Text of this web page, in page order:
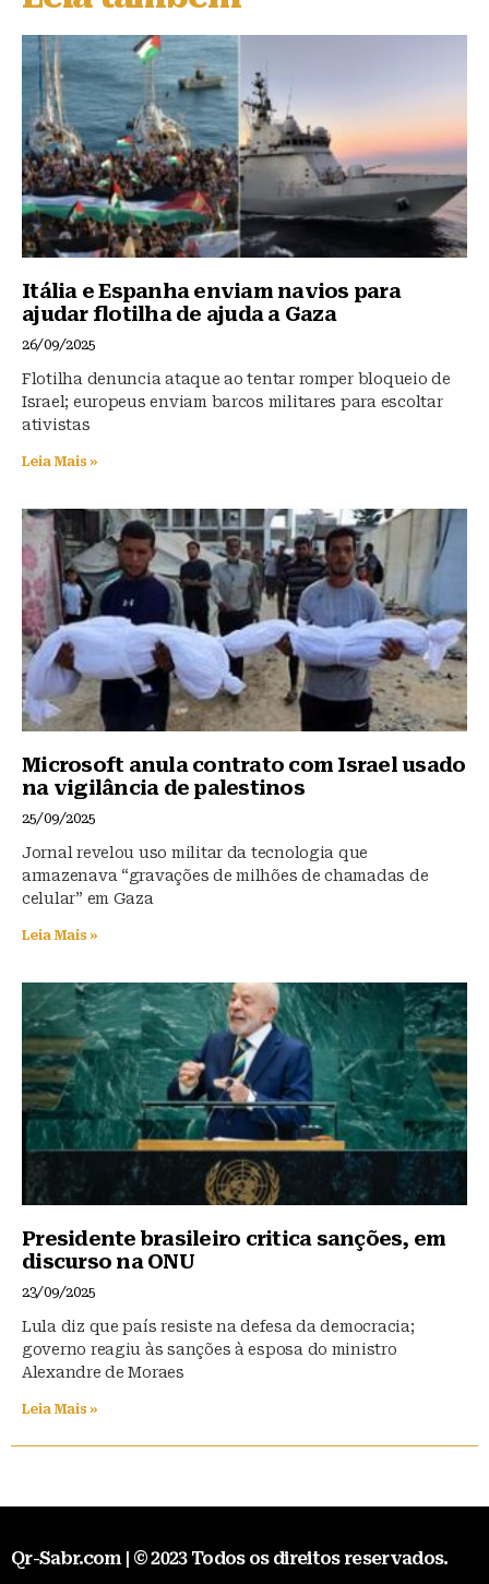
k
y
b
o
o
k
A
p
p
Itália e Espanha enviam navios para
ajudar flotilha de ajuda a Gaza
26/09/2025
Flotilha denuncia ataque ao tentar romper bloqueio de
Israel; europeus enviam barcos militares para escoltar
ativistas
Leia Mais »
Microsoft anula contrato com Israel usado
na vigilância de palestinos
25/09/2025
Jornal revelou uso militar da tecnologia que
armazenava “gravações de milhões de chamadas de
celular” em Gaza
Leia Mais »
Presidente brasileiro critica sanções, em
discurso na ONU
23/09/2025
Lula diz que país resiste na defesa da democracia;
governo reagiu às sanções à esposa do ministro
Alexandre de Moraes
Leia Mais »
Qr-Sabr.com | © 2023 Todos os direitos reservados.